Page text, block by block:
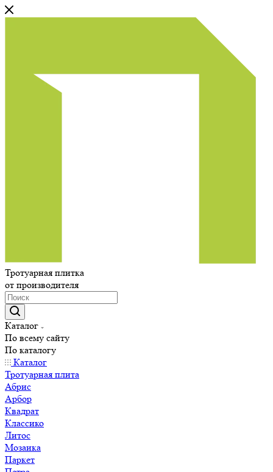
Тротуарная плитка
от производителя
Каталог
По всему сайту
По каталогу
Каталог
Тротуарная плита
Абрис
Арбор
Квадрат
Классико
Литос
Мозаика
Паркет